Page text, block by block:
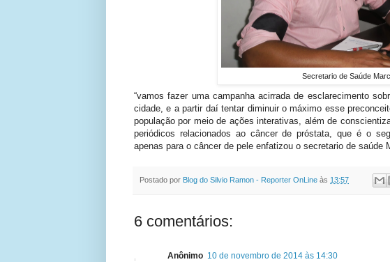
Secretario de Saúde
“vamos fazer uma campanha acirrada de esclarecimento
cidade, e a partir daí tentar diminuir o máximo esse
população por meio de ações interativas, além de
periódicos relacionados ao câncer de próstata, que é o
apenas para o câncer de pele enfatizou o secretario de saúde
Postado por Blog do Silvio Ramon - Reporter OnLine às 13:57
6 comentários:
Anônimo 10 de novembro de 2014 às 14:30